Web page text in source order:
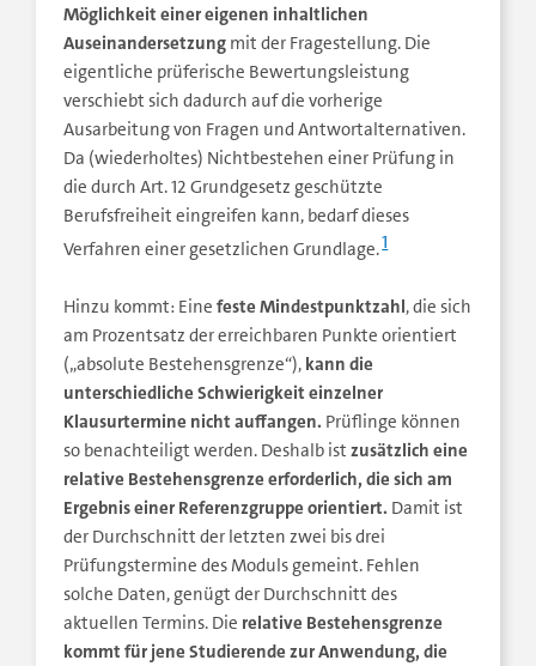
Möglichkeit einer eigenen inhaltlichen
Auseinandersetzung mit der Fragestellung. Die
eigentliche prüferische Bewertungsleistung
verschiebt sich dadurch auf die vorherige
Ausarbeitung von Fragen und Antwortalternativen.
Da (wiederholtes) Nichtbestehen einer Prüfung in
die durch Art. 12 Grundgesetz geschützte
Berufsfreiheit eingreifen kann, bedarf dieses
Verfahren einer gesetzlichen Grundlage.1
Hinzu kommt: Einefeste Mindestpunktzahl, die sich
am Prozentsatz der erreichbaren Punkte orientiert
(„absolute Bestehensgrenze“), kann die
unterschiedliche Schwierigkeit einzelner
Klausurtermine nicht auffangen. Prüflinge können
so benachteiligt werden. Deshalb istzusätzlich eine
relative Bestehensgrenze erforderlich, die sich am
Ergebnis einer Referenzgruppe orientiert. Damit ist
der Durchschnitt der letzten zwei bis drei
Prüfungstermine des Moduls gemeint. Fehlen
solche Daten, genügt der Durchschnitt des
aktuellen Termins. Die relative Bestehensgrenze
kommt für jene Studierende zur Anwendung, die